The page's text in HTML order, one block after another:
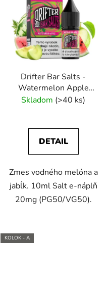
Drifter Bar Salts -
Watermelon Apple
10ml (20mg) e-liquid
Skladom (>40 ks)
DETAIL
Zmes vodného melóna a
jabĺk. 10ml Salt e-náplň
20mg (PG50/VG50).
KOLOK - A